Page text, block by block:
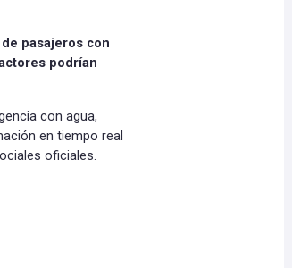
pasajeros con
podrían
con agua,
en tiempo real
oficiales.